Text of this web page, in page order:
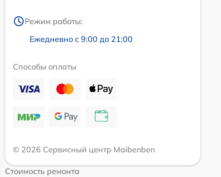
Режим работы:
Ежедневно с 9:00 до 21:00
Способы оплаты
© 2026 Сервисный центр Maibenben
Стоимость ремонта